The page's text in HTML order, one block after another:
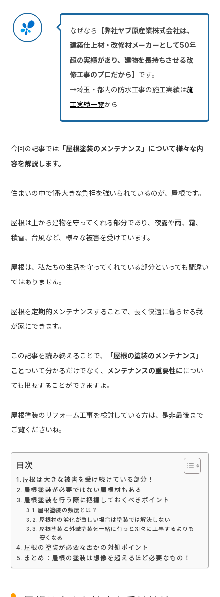
なぜなら
【弊社ヤブ原産業株式会社は、
建築仕上材・改修材メーカーとして50年
超の実績があり、建物を長持ちさせる改
修工事のプロだから】 です。
→埼玉・都内の防水工事の施工実績は施
工実績一覧から
今回の記事では 「屋根塗装のメンテナンス」 について様々な内
容を解説します。
住まいの中で1番大きな負担を強いられているのが、屋根です。
屋根は上から建物を守ってくれる部分であり、夜露や雨、霜、
積雪、台風など、様々な被害を受けています。
屋根は、私たちの生活を守ってくれている部分といっても間違い
ではありません。
屋根を定期的メンテナンスすることで、長く快適に暮らせる我
が家にできます。
この記事を読み終えることで、 「屋根の塗装のメンテナンス 」
ことついて分かるだけでなく、 メンテナンスの重要性にについ
ても把握することができますよ。
屋根塗装のリフォーム工事を検討している方は、是非最後まで
ご覧くださいね。
目次
屋根は大きな被害を受け続けている部分！
屋根塗装が必要ではない屋根材もある
屋根塗装を行う際に把握しておくべきポイント
屋根塗装の頻度とは？
屋根材の劣化が激しい場合は塗装では解決しない
屋根塗装と外壁塗装を一緒に行うと別々に工事するよりも
安くなる
屋根の塗装が必要な否かの対処ポイント
まとめ：屋根の塗装は想像を超えるほど必要なもの！